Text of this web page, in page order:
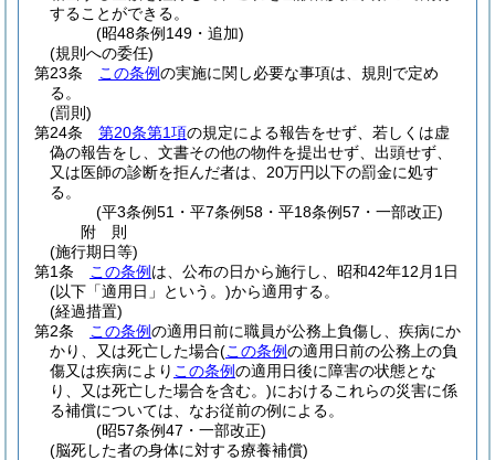
することができる。
(昭48条例149・追加)
(規則への委任)
第23条
この条例の実施に関し必要な事項は、規則で定め
る。
(罰則)
第24条
第20条第1項の規定による報告をせず、若しくは虚
偽の報告をし、文書その他の物件を提出せず、出頭せず、
又は医師の診断を拒んだ者は、20万円以下の罰金に処す
る。
(平3条例51・平7条例58・平18条例57・一部改正)
附 則
(施行期日等)
第1条
この条例 は、公布の日から施行し、昭和42年12月1日
(以下「適用日」という。)から適用する。
(経過措置)
第2条
この条例の適用日前に職員が公務上負傷し、疾病にか
かり、又は死亡した場合(この条例の適用日前の公務上の負
傷又は疾病により この条例の適用日後に障害の状態とな
り、又は死亡した場合を含む。)におけるこれらの災害に係
る補償については、なお従前の例による。
(昭57条例47・一部改正)
(脳死した者の身体に対する療養補償)